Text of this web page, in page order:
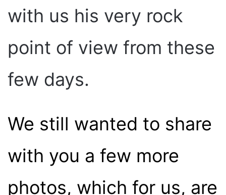
with us his very rock
point of view from these
few days.
We still wanted to share
with you a few more
photos, which for us, are